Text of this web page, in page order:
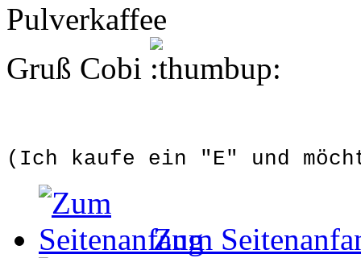
Pulverkaffee
Gruß Cobi
(Ich kaufe ein "E" und
Zum